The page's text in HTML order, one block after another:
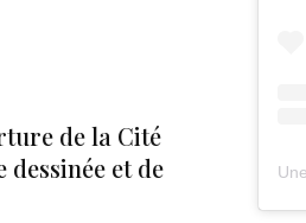
de la Cité
et de